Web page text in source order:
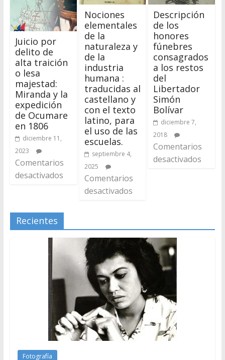
Juicio por
delito de
alta traición
o lesa
majestad:
Miranda y la
expedición
de Ocumare
en 1806
diciembre 11,
2023
Comentarios
desactivados
Nociones
elementales
de la
naturaleza y
de la
industria
humana :
traducidas al
castellano y
con el texto
latino, para
el uso de las
escuelas.
septiembre 4,
2025
Comentarios
desactivados
Descripción
de los
honores
fúnebres
consagrados
a los restos
del
Libertador
Simón
Bolívar
diciembre 7,
2018
Comentarios
desactivados
Recientes
Fotografía